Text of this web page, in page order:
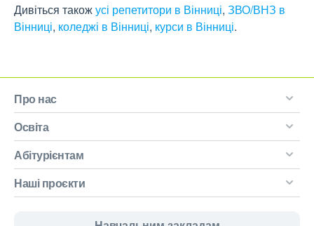
Дивіться такожусі репетитори в Вінниці, ЗВО/ВНЗ в
Вінниці, коледжі в Вінниці, курси в Вінниці.
Про нас
Освіта
Абітурієнтам
Наші проєкти